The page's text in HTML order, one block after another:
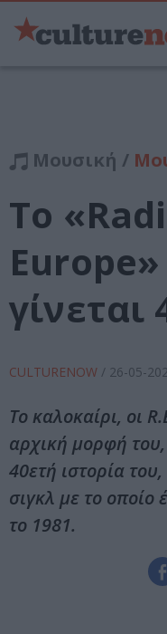
Μουσική /
Το
CULTURENOW / 26-05-
Το καλοκαίρι, οι
αρχική μορφή
40ετή ιστορία
σιγκλ με το οποίο
το 1981.